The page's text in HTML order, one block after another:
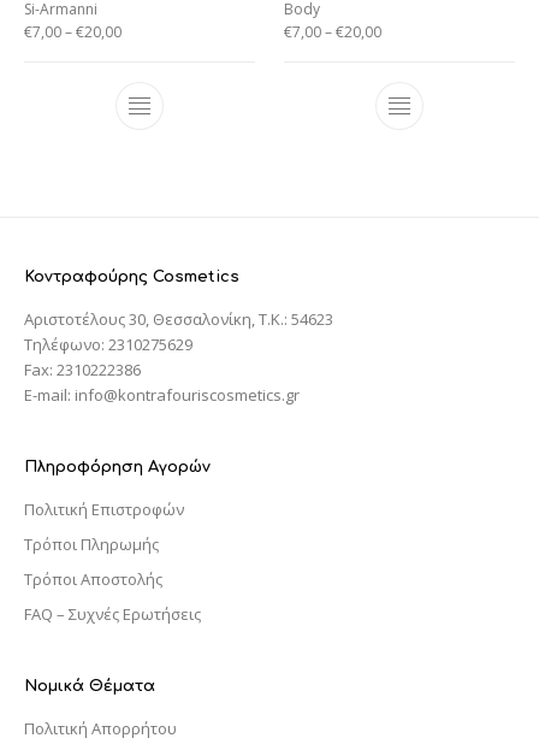
Si-Armanni
€7,00–€20,00
Body
€7,00–€20,00
Κοντραφούρης Cosmetics
Αριστοτέλους 30, Θεσσαλονίκη, T.K.: 54623
Τηλέφωνο: 2310275629
Fax: 2310222386
E-mail: info@kontrafouriscosmetics.gr
Πληροφόρηση Αγορών
Πολιτική Επιστροφών
Τρόποι Πληρωμής
Τρόποι Αποστολής
FAQ – Συχνές Ερωτήσεις
Νομικά Θέματα
Πολιτική Απορρήτου